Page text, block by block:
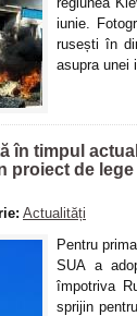
iunie.
rusești în
asupra unei
în timpul
proiect de
Actualități
Pentru
SUA a
împotriva
sprijin